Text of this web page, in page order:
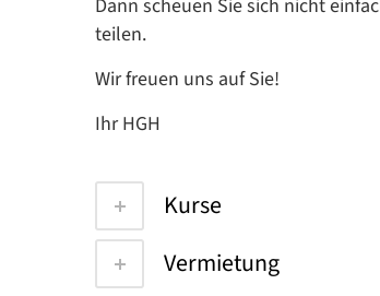
Dann scheuen Sie sich nicht
teilen.
Wir freuen uns auf Sie!
Ihr HGH
Kurse
Vermietung